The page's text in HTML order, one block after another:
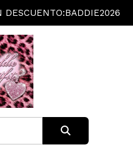
DESCUENTO:BADDIE2026